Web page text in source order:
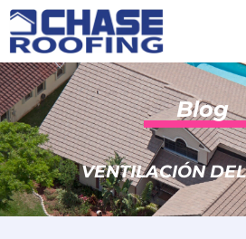
contenido
Blog
VENTILACIÓN